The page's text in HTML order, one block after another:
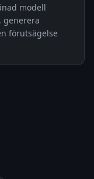
modell
generera
förutsägelse